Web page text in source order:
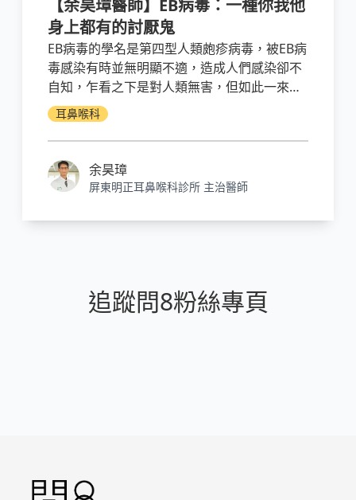
【余昊璋醫師】EB病毒：一種你我他
身上都有的討厭鬼
EB病毒的學名是第四型人類皰疹病毒，被EB病
毒感染有時並無明顯不適，造成人們感染卻不
自知，乍看之下是對人類無害，但如此一來人
群中隱藏的帶原者便會增多，一旦病毒感染到
免疫力較弱的個體時，便會開始恣意妄為，引
起疾病。EB病毒感染的急性期，會出現發燒，
通常持續5-7天，甚至7-14天，扁桃腺出現化
膿，治療上並無特效藥，以緩和發燒及疼痛的
步檢查，並注意有無併發症！
耳鼻喉科
余昊璋
屏東明正耳鼻喉科診所 主治醫師
追蹤問8粉絲專頁